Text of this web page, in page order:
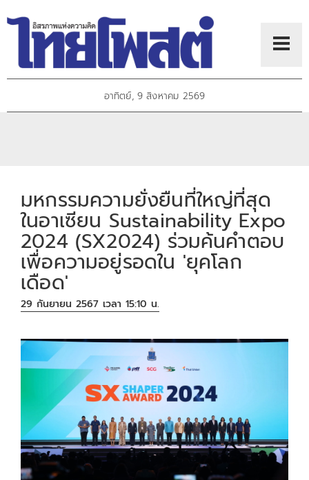
อาทิตย์, 9 สิงหาคม 2569
มหกรรมความยั่งยืนที่ใหญ่ที่สุด
ในอาเซียน Sustainability Expo
2024 (SX2024) ร่วมค้นคำตอบ
เพื่อความอยู่รอดใน 'ยุคโลก
เดือด'
29 กันยายน 2567 เวลา 15:10 น.